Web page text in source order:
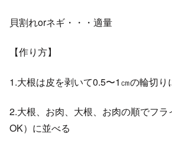
貝割れorネギ・・・適量
【作り方】
1.大根は皮を剥いて0.5〜1㎝の輪切り
2.大根、お肉、大根、お肉の順でフラ
OK）に並べる